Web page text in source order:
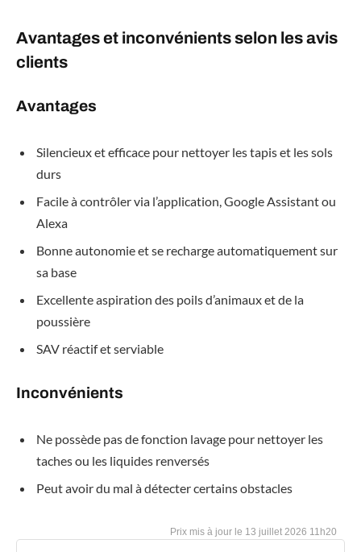
Avantages et inconvénients selon les avis
clients
Avantages
Silencieux et efficace pour nettoyer les tapis et les sols
durs
Facile à contrôler via l’application, Google Assistant ou
Alexa
Bonne autonomie et se recharge automatiquement sur
sa base
Excellente aspiration des poils d’animaux et de la
poussière
SAV réactif et serviable
Inconvénients
Ne possède pas de fonction lavage pour nettoyer les
taches ou les liquides renversés
Peut avoir du mal à détecter certains obstacles
13 juillet 2026 11h20